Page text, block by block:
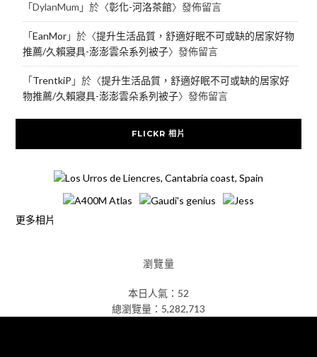
「DylanMum 」於〈彰化-河洛茶館〉發佈留言
「EanMor」於〈提升生活品質，舒適好眠不可或缺的居家好物
推薦/久賴寢具-澎澎雲朵系列被子〉發佈留言
「TrentkiP 」於〈提升生活品質，舒適好眠不可或缺的居家好
物推薦/久賴寢具-澎澎雲朵系列被子〉發佈留言
FLICKR 相片
更多相片
瀏覽量
本日人氣：52
總瀏覽量：5,282,713